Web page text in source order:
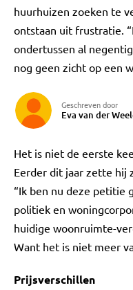
huurhuizen zoeken te
ontstaan uit frustratie.
ondertussen al
nog geen zicht op een
Geschreven door
Eva van der
Het is niet de eerste
Eerder dit jaar zette hij
“Ik ben nu deze petitie
politiek en
huidige woonruimte-
Want het is niet meer
Prijsverschillen